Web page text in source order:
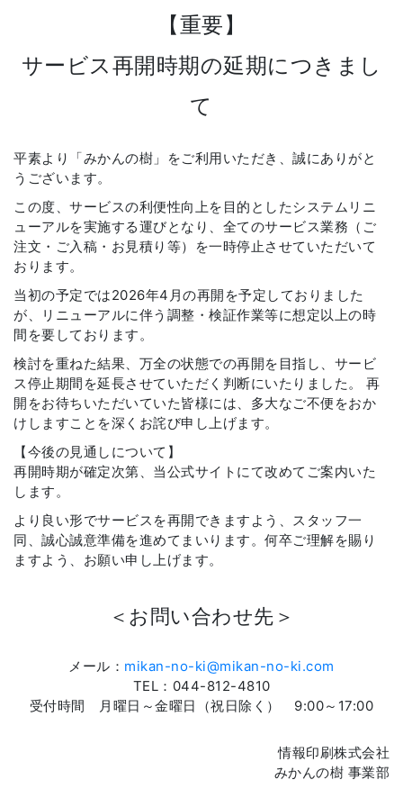
【重要】
サービス再開時期の延期につきまし
て
平素より「みかんの樹」をご利用いただき、誠にありがと
うございます。
この度、サービスの利便性向上を目的としたシステムリニ
ューアルを実施する運びとなり、全てのサービス業務（ご
注文・ご入稿・お見積り等）を一時停止させていただいて
おります。
当初の予定では2026年4月の再開を予定しておりました
が、リニューアルに伴う調整・検証作業等に想定以上の時
間を要しております。
検討を重ねた結果、万全の状態での再開を目指し、サービ
ス停止期間を延長させていただく判断にいたりました。 再
開をお待ちいただいていた皆様には、多大なご不便をおか
けしますことを深くお詫び申し上げます。
【今後の見通しについて】
再開時期が確定次第、当公式サイトにて改めてご案内いた
します。
より良い形でサービスを再開できますよう、スタッフ一
同、誠心誠意準備を進めてまいります。何卒ご理解を賜り
ますよう、お願い申し上げます。
＜お問い合わせ先＞
メール： mikan-no-ki@mikan-no-ki.com
TEL：044-812-4810
受付時間 月曜日～金曜日（祝日除く） 9:00～17:00
情報印刷株式会社
みかんの樹 事業部